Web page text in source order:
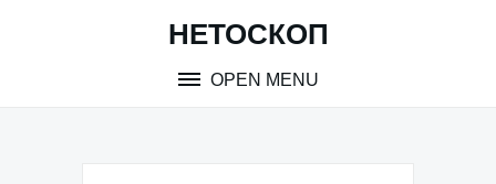
НЕТОСКОП
OPEN MENU